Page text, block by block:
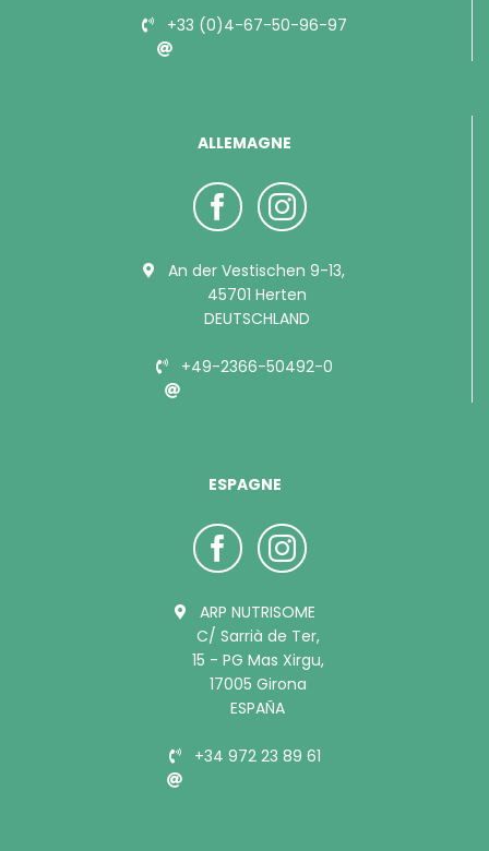
+33 (0)4-67-50-96-97
ALLEMAGNE
An der Vestischen 9-13,
45701 Herten
DEUTSCHLAND
+49-2366-50492-0
ESPAGNE
ARP NUTRISOME
C/ Sarrià de Ter,
15 - PG Mas Xirgu,
17005 Girona
ESPAÑA
+34 972 23 89 61